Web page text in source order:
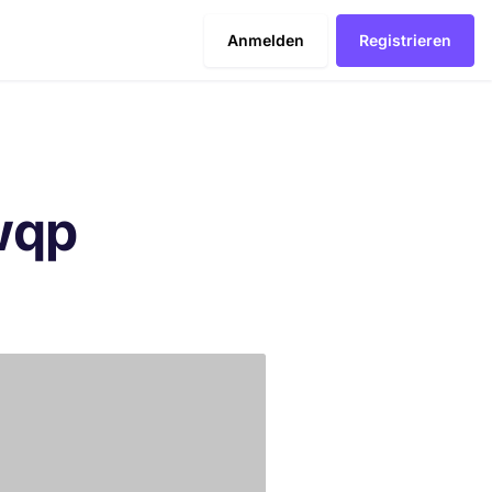
Anmelden Registrieren